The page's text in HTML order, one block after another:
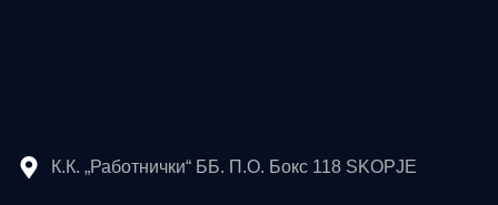
К.К. „Работнички“ ББ. П.О. Бокс 118 SKOPJE